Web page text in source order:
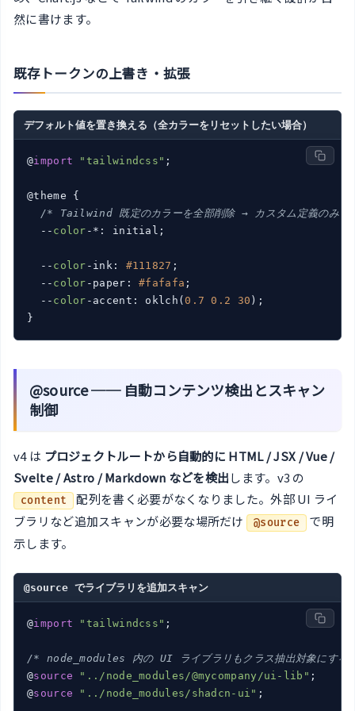
然に書けます。
既存トークンの上書き・拡張
デフォルト値を置き換える（全カラーをリセットしたい場合）
@import "tailwindcss" ;
@theme {
/* Tailwind 既定のカラーを全部削除 → カスタム定義のみ
  --
color -*: initial;
  --
color -ink: #111827 ;
  --
color -paper: #fafafa ;
  --
color -accent: oklch(0.7 0.2 30 );
}
@source ── 自動コンテンツ検出とスキャン
制御
v4 は プロジェクトルートから自動的に HTML / JSX / Vue /
Svelte / Astro / Markdown などを検出します。v3 の
content
配列を書く必要がなくなりました。外部 UI ライ
ブラリなど追加スキャンが必要な場所だけ
@source
で明
示します。
@source でライブラリを追加スキャン
@import "tailwindcss" ;
/* node_modules 内の UI ライブラリもクラス抽出対象にす
@source "../node_modules/@mycompany/ui-lib" ;
@source "../node_modules/shadcn-ui" ;